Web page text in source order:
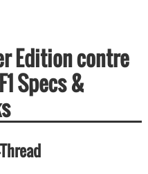
Edition contre
Specs &